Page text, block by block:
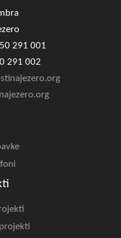
291 001
291 002